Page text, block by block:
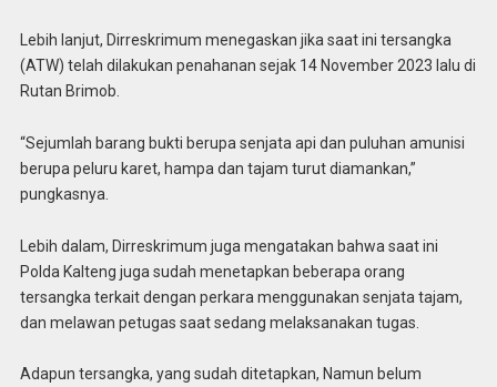
Lebih lanjut, Dirreskrimum menegaskan jika saat ini tersangka
(ATW) telah dilakukan penahanan sejak 14 November 2023 lalu di
Rutan Brimob.
“Sejumlah barang bukti berupa senjata api dan puluhan amunisi
berupa peluru karet, hampa dan tajam turut diamankan,”
pungkasnya.
Lebih dalam, Dirreskrimum juga mengatakan bahwa saat ini
Polda Kalteng juga sudah menetapkan beberapa orang
tersangka terkait dengan perkara menggunakan senjata tajam,
dan melawan petugas saat sedang melaksanakan tugas.
Adapun tersangka, yang sudah ditetapkan, Namun belum